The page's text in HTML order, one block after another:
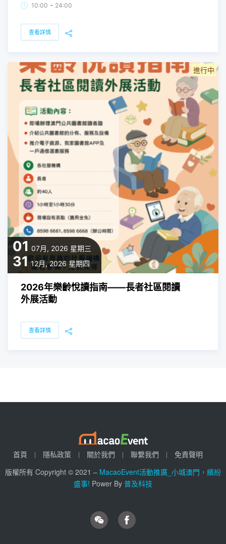
10:00 - 24:00
查看詳情
01 07月, 2026 星期三
31 12月, 2026 星期四
進行中
2026年樂齡悅讀指南——長者社區閱讀
外展活動
查看詳情
首頁 隱私政策 關於我們 聯繫我們
免責聲明
版權所有 Copyright © 2021 – MacaoEvent活動推廣_小城澳門，繽紛
盛事! Power By 普及科技